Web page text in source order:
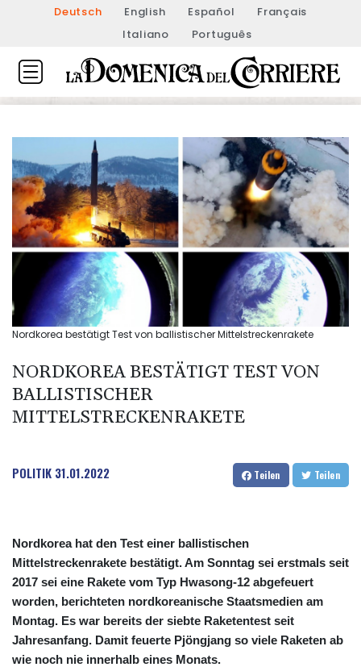
Deutsch English Español
Français
Italiano
Português
Nordkorea bestätigt Test von ballistischer Mittelstreckenrakete
NORDKOREA BESTÄTIGT TEST VON
BALLISTISCHER
MITTELSTRECKENRAKETE
POLITIK 31.01.2022 Teilen Teilen
Nordkorea hat den Test einer ballistischen
Mittelstreckenrakete bestätigt. Am Sonntag sei erstmals seit
2017 sei eine Rakete vom Typ Hwasong-12 abgefeuert
worden, berichteten nordkoreanische Staatsmedien am
Montag. Es war bereits der siebte Raketentest seit
Jahresanfang. Damit feuerte Pjöngjang so viele Raketen ab
wie noch nie innerhalb eines Monats.